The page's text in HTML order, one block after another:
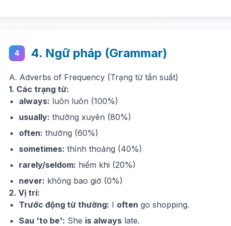
4 4. Ngữ pháp (Grammar)
A. Adverbs of Frequency (Trạng từ tần suất)
1. Các trạng từ:
always: luôn luôn (100%)
usually: thường xuyên (80%)
often: thường (60%)
sometimes: thỉnh thoảng (40%)
rarely/seldom: hiếm khi (20%)
never: không bao giờ (0%)
2. Vị trí:
Trước động từ thường: I often go shopping.
Sau 'to be': She is always late.